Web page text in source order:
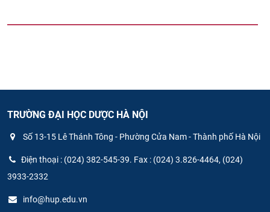
TRƯỜNG ĐẠI HỌC DƯỢC HÀ NỘI
Số 13-15 Lê Thánh Tông - Phường Cửa Nam - Thành phố Hà Nội
Điện thoại : (024) 382-545-39. Fax : (024) 3.826-4464, (024)
3933-2332
info@hup.edu.vn